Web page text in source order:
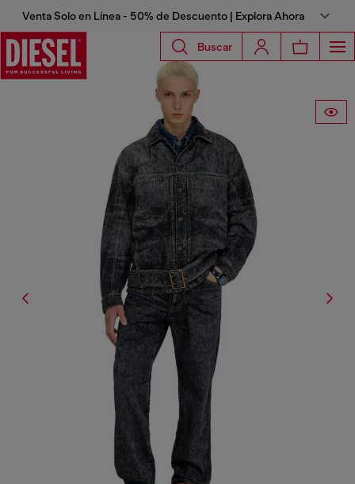
Venta Solo en Línea - 50% de Descuento | Explora Ahora
Buscar